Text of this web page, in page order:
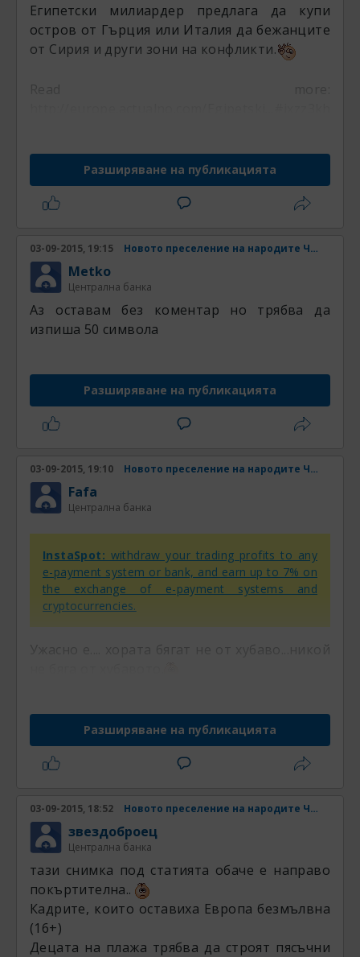
Египетски милиардер предлага да купи
остров от Гърция или Италия да бежанците
от Сирия и други зони на конфликти.
Read more:
Разширяване на публикацията
03-09-2015, 19:15 Новото преселение на народите Част 4
Metko
Централна банка
Аз оставам без коментар но трябва да
изпиша 50 символа
Разширяване на публикацията
03-09-2015, 19:10 Новото преселение на народите Част 4
Fafa
Централна банка
InstaSpot: withdraw your trading profits to any
e-payment system or bank, and earn up to 7% on
the exchange of e-payment systems and
cryptocurrencies.
Ужасно е.... хората бягат не от хубаво...никой
Разширяване на публикацията
03-09-2015, 18:52 Новото преселение на народите Част 4
звездоброец
Централна банка
тази снимка под статията обаче е направо
покъртителна..
Кадрите, които оставиха Европа безмълвна
(16+)
Децата на плажа трябва да строят пясъчни